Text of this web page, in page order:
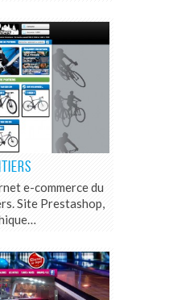
e-commerce du
Site Prestashop,